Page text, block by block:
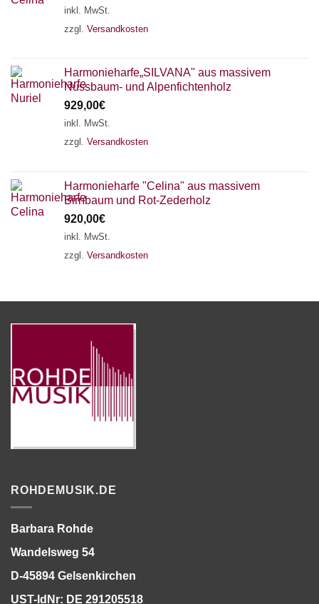
inkl. MwSt.
zzgl. Versandkosten
Harmonieharfe„SILVANA" aus massivem
Nussbaum- und Alpenfichtenholz
929,00€
inkl. MwSt.
zzgl. Versandkosten
Harmonieharfe "Celina" aus massivem
Birnbaum und Rot-Zederholz
920,00€
inkl. MwSt.
zzgl. Versandkosten
ROHDEMUSIK.DE
Barbara Rohde
Wandelsweg 54
D-45894 Gelsenkirchen
UST-IdNr: DE 291205518